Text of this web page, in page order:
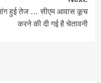
हुई तेज … सीएम आवास कूच
करने की दी गई है चेतावनी